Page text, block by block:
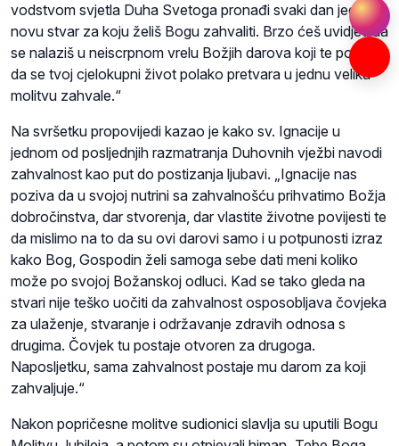
vodstvom svjetla Duha Svetoga pronađi svaki dan jednu
novu stvar za koju želiš Bogu zahvaliti. Brzo ćeš uvidjeti da
se nalaziš u neiscrpnom vrelu Božjih darova koji te potiču
da se tvoj cjelokupni život polako pretvara u jednu veliku
molitvu zahvale.“
Na svršetku propovijedi kazao je kako sv. Ignacije u
jednom od posljednjih razmatranja Duhovnih vježbi navodi
zahvalnost kao put do postizanja ljubavi. „Ignacije nas
poziva da u svojoj nutrini sa zahvalnošću prihvatimo Božja
dobročinstva, dar stvorenja, dar vlastite životne povijesti te
da mislimo na to da su ovi darovi samo i u potpunosti izraz
kako Bog, Gospodin želi samoga sebe dati meni koliko
može po svojoj Božanskoj odluci. Kad se tako gleda na
stvari nije teško uočiti da zahvalnost osposobljava čovjeka
za ulaženje, stvaranje i održavanje zdravih odnosa s
drugima. Čovjek tu postaje otvoren za drugoga.
Naposljetku, sama zahvalnost postaje mu darom za koji
zahvaljuje.“
Nakon popričesne molitve sudionici slavlja su uputili Bogu